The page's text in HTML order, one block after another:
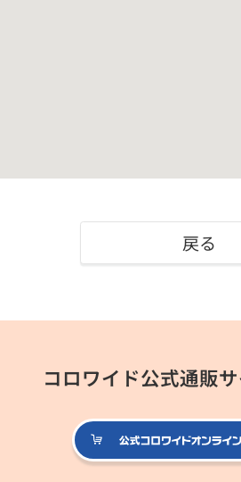
戻る
コロワイド公式通販